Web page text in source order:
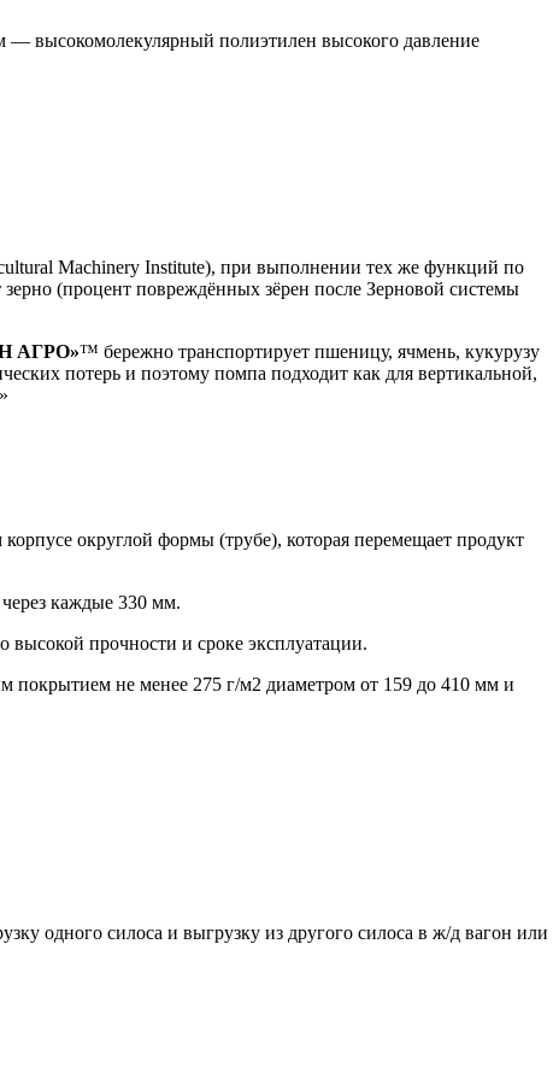
— высокомолекулярный полиэтилен высокого давление
Machinery Institute), при выполнении тех же функций по
(процент повреждённых зёрен после Зерновой системы
АГРО»™ бережно транспортирует пшеницу, ячмень, кукурузу
потерь и поэтому помпа подходит как для вертикальной,
округлой формы (трубе), которая перемещает продукт
каждые 330 мм.
высокой прочности и сроке эксплуатации.
не менее 275 г/м2 диаметром от 159 до 410 мм и
одного силоса и выгрузку из другого силоса в ж/д вагон или